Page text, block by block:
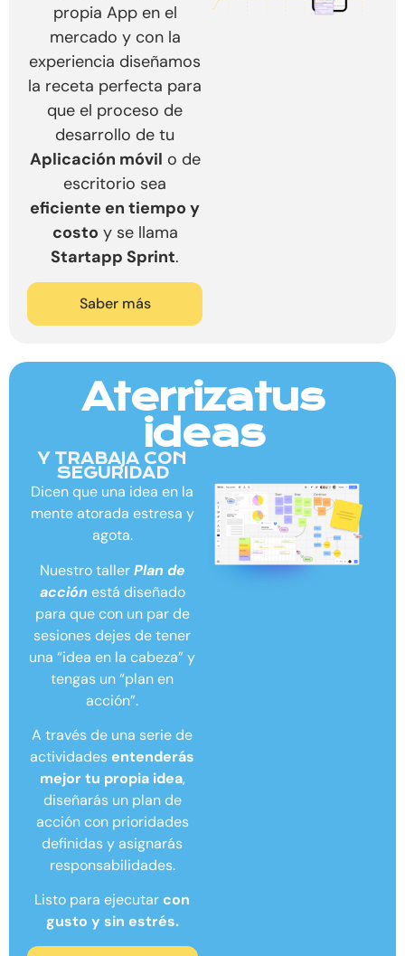
propia App en el
mercado y con la
experiencia diseñamos
la receta perfecta para
que el proceso de
desarrollo de tu
Aplicación móvil o de
escritorio sea
eficiente en tiempo y
costo y se llama
Startapp Sprint.
Saber más
Aterrizatus
ideas
Y TRABAJA CON
SEGURIDAD
Dicen que una idea en la
mente atorada estresa y
agota.
Nuestro tallerPlan de
acción está diseñado
para que con un par de
sesiones dejes de tener
una “idea en la cabeza” y
tengas un “plan en
acción”.
A través de una serie de
actividades entenderás
mejor tu propia idea,
diseñarás un plan de
acción con prioridades
definidas y asignarás
responsabilidades.
Listo para ejecutar con
gusto y sin estrés.